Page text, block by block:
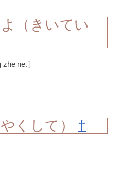
（きいてい
zhe ne.］
くして） †